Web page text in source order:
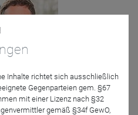
Bayer
Asset
GmbH
Inhalte richtet sich ausschließlich
Gegenparteien gem. §67
mit einer Lizenz nach §32
gemäß §34f GewO,